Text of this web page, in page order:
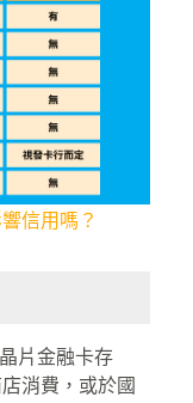
信用嗎？
片金融卡存
消費，或於國